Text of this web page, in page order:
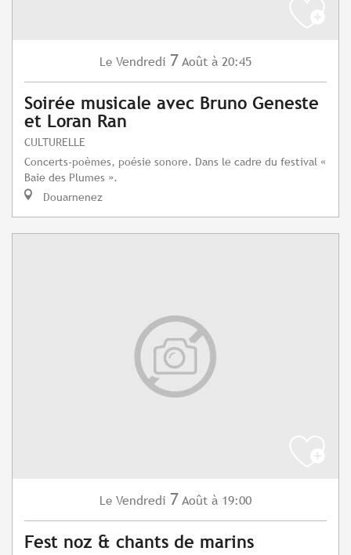
Le Vendredi 7 Août à 20:45
Soirée musicale avec Bruno Geneste
et Loran Ran
CULTURELLE
Concerts-poèmes, poésie sonore. Dans le cadre du festival «
Baie des Plumes ».
Douarnenez
Le Vendredi 7 Août à 19:00
Fest noz & chants de marins